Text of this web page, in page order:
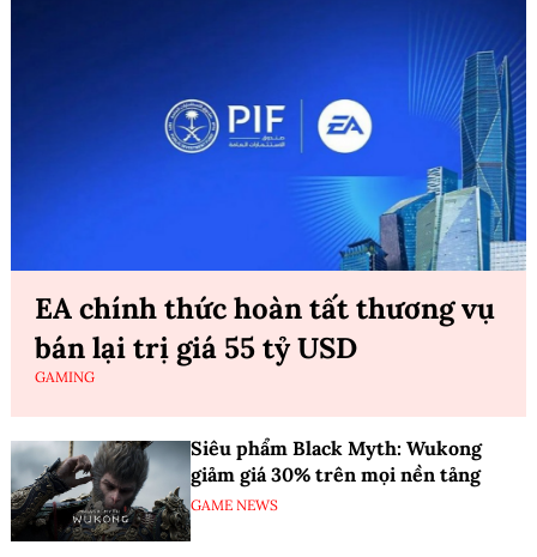
EA chính thức hoàn tất thương vụ
bán lại trị giá 55 tỷ USD
GAMING
Siêu phẩm Black Myth: Wukong
giảm giá 30% trên mọi nền tảng
GAME NEWS